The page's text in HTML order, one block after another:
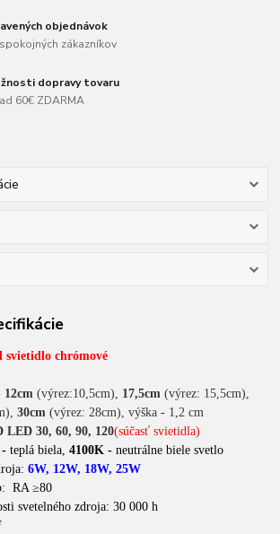
objednávok
zákazníkov
dopravy tovaru
60€ ZDARMA
svietidlo chrómové
12cm (výrez:10,5cm), 17,5cm (výrez: 15,5cm),
30cm (výrez: 28cm),výška - 1,2 cm
LED 30, 60, 90, 120(súčasť svietidla)
-teplá biela, 4100K - neutrálne biele svetlo
6W, 12W, 18W, 25W
RA ≥80
svetelného zdroja: 30 000 h